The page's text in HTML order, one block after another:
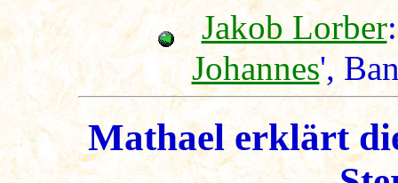
Jakob Lorber
Johannes',
Mathael erklärt